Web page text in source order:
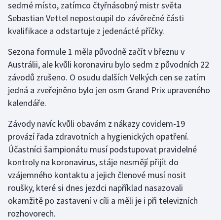
Stolní tenis
Triatlon
Veslování
Vodní slalom
Volejbal
Ostatní
sedmé místo, zatímco čtyřnásobný mistr světa
Sebastian Vettel nepostoupil do závěrečné části
kvalifikace a odstartuje z jedenácté příčky.
Sezona formule 1 měla původně začít v březnu v
Austrálii, ale kvůli koronaviru bylo sedm z původních 22
závodů zrušeno. O osudu dalších Velkých cen se zatím
jedná a zveřejněno bylo jen osm Grand Prix upraveného
kalendáře.
Závody navíc kvůli obavám z nákazy covidem-19
provází řada zdravotních a hygienických opatření.
Účastníci šampionátu musí podstupovat pravidelné
kontroly na koronavirus, stáje nesmějí přijít do
vzájemného kontaktu a jejich členové musí nosit
roušky, které si dnes jezdci například nasazovali
okamžitě po zastavení v cíli a měli je i při televizních
rozhovorech.